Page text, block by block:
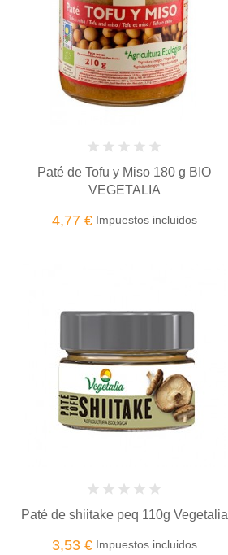
Paté de Tofu y Miso 180 g BIO
VEGETALIA
4,77 €Impuestos incluidos
Paté de shiitake peq 110g Vegetalia
3,53 €Impuestos incluidos